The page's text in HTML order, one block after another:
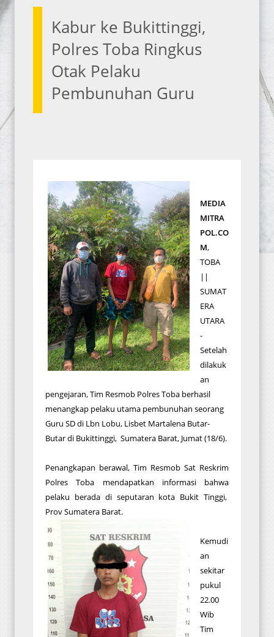
Kabur ke Bukittinggi,
Polres Toba Ringkus
Otak Pelaku
Pembunuhan Guru
MEDIA
MITRA
POL.CO
M,
TOBA
||
SUMAT
ERA
UTARA
-
Setelah
dilakuk
an
pengejaran, Tim Resmob Polres Toba berhasil
menangkap pelaku utama pembunuhan seorang
Guru SD di Lbn Lobu, Lisbet Martalena Butar-
Butar di Bukittinggi, Sumatera Barat, Jumat (18/6).
Penangkapan berawal, Tim Resmob Sat Reskrim
Polres Toba mendapatkan informasi bahwa
pelaku berada di seputaran kota Bukit Tinggi,
Prov Sumatera Barat.
Kemudi
an
sekitar
pukul
22.00
Wib
Tim